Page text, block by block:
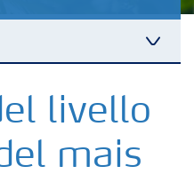
livello
mais